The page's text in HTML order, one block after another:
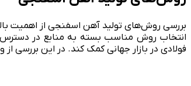
بررسی روش‌های تولید آهن اسفنجی از اهمیت
انتخاب روش مناسب بسته به منابع در دسترس،
فولادی در بازار جهانی کمک کند. در این بررسی